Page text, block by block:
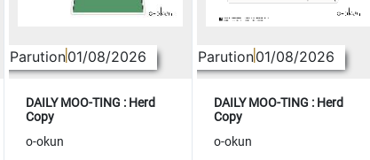
Parution01/08/2026
DAILY MOO-TING : Herd
Copy
o-okun
Parution01/08/2026
DAILY MOO-TING : Herd
Copy
o-okun